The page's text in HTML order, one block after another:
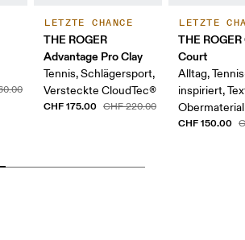
LETZTE CHANCE
THE ROGER
Advantage Pro Clay
Tennis, Schlägersport,
Versteckte CloudTec®
CHF 175.00 CHF 220.00
LETZTE
THE
Court
Alltag,
inspiriert,
Obermaterial
CHF 150.00